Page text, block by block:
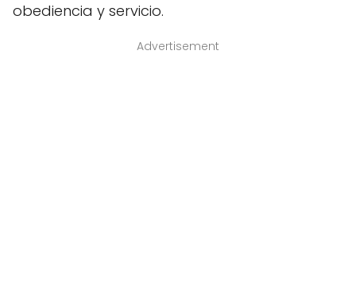
obediencia y servicio.
Advertisement